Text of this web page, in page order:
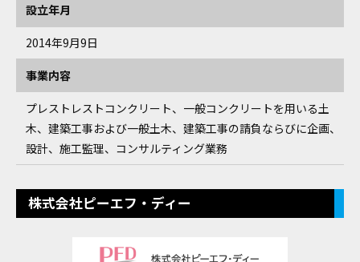
設立年月
2014年9月9日
事業内容
プレストレストコンクリート、一般コンクリートを用いる土
木、建築工事および一般土木、建築工事の請負ならびに企画、
設計、施工監理、コンサルティング業務
株式会社ピーエフ・ディー